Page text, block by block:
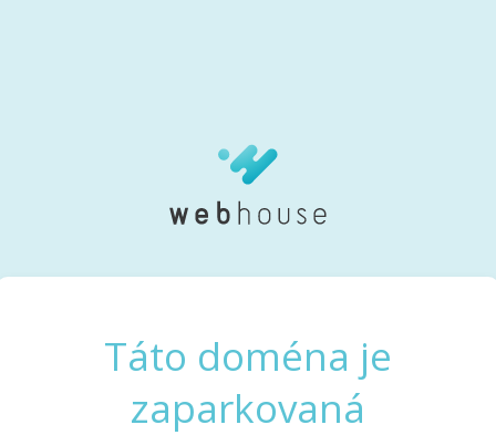
Táto doména je
zaparkovaná